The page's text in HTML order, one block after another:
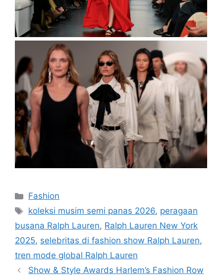
Categories
Fashion
Tags
koleksi musim semi panas 2026, peragaan
busana Ralph Lauren, Ralph Lauren New York
2025, selebritas di fashion show Ralph Lauren,
tren mode global Ralph Lauren
Show & Style Awards Harlem’s Fashion Row